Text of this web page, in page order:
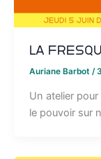
La
Auriane Barbot /
Un atelier
le pouvoir sur